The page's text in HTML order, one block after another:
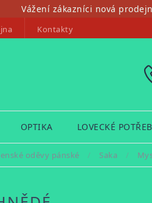
Vážení zákazníci nová
Kontakty
OPTIKA LOVECKÉ
oděvy pánské / Saka /